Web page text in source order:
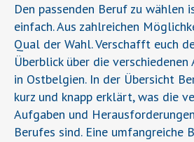
Den passenden Beruf zu wählen
einfach. Aus zahlreichen
Qual der Wahl. Verschafft euch
Überblick über die
in Ostbelgien. In der Übersicht
kurz und knapp erklärt, was die
Aufgaben und
Berufes sind. Eine umfangreiche